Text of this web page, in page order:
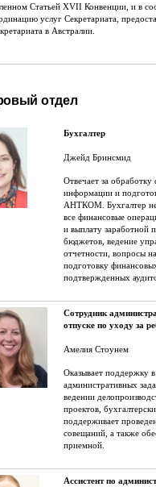
Статьей XVII Конвенции, и в
услуг Секретариата,
в Австралии.
отдел
Бухгалтер
Джейд Бринсмид
Отвечает за
информации и
АНТКОМ. Бухгалтер
все финансовые
и выплату заработной
бюджетов, ведение
отчетности, вопросы
подготовку
подтвержденных
Сотрудник
отпуске по уходу за
Амелия Стоунем
Оказывает поддержку
административных
ведении
проектов,
поддерживает
совещаний, а также
приемной.
Ассистент по